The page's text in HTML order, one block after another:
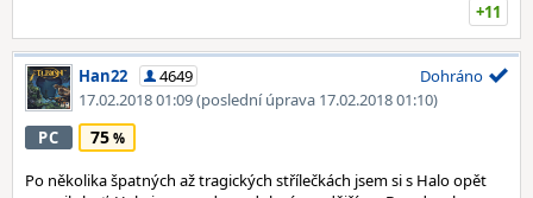
+11
Han22
4649
17.02.2018 01:09(poslední úprava 17.02.2018 01:10)
Dohráno
PC 75
Po několika špatných až tragických střílečkách jsem si s Halo opět